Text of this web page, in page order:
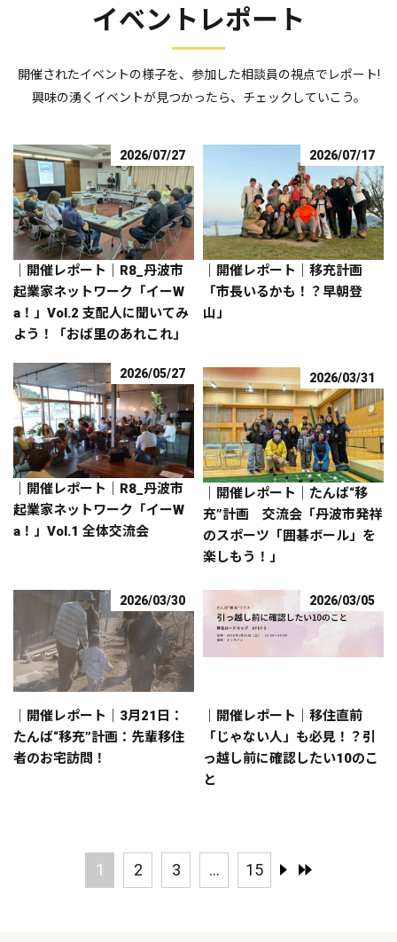
イベントレポート
開催されたイベントの様子を、参加した相談員の視点でレポート!
興味の湧くイベントが見つかったら、チェックしていこう。
2026/07/27
｜開催レポート｜R8_丹波市
起業家ネットワーク「イーW
a！」Vol.2 支配人に聞いてみ
よう！「おば里のあれこれ」
2026/07/17
｜開催レポート｜移充計画
「市長いるかも！？早朝登
山」
2026/05/27
｜開催レポート｜R8_丹波市
起業家ネットワーク「イーW
a！」Vol.1 全体交流会
2026/03/31
｜開催レポート｜たんば“移
充”計画 交流会「丹波市発祥
のスポーツ「囲碁ボール」を
楽しもう！」
2026/03/30
｜開催レポート｜3月21日：
たんば“移充”計画：先輩移住
者のお宅訪問！
2026/03/05
｜開催レポート｜移住直前
「じゃない人」も必見！？引
っ越し前に確認したい10のこ
と
1 2 3 ... 15